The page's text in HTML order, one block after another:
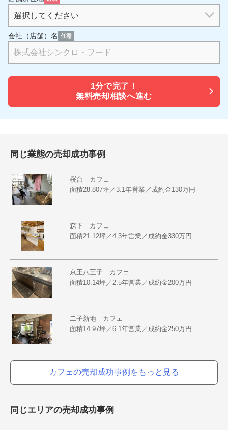
会社（店舗）名 任意
1分で完了！
無料売却相談へ進む
同じ業態の売却成功事例
桜台 カフェ
面積28.807坪／3.1年営業／成約金130万円
森下 カフェ
面積21.12坪／4.3年営業／成約金330万円
京王八王子 カフェ
面積10.14坪／2.5年営業／成約金200万円
二子新地 カフェ
面積14.97坪／6.1年営業／成約金250万円
カフェの売却成功事例をもっと見る
同じエリアの売却成功事例